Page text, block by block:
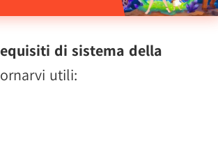
di sistema della
utili: